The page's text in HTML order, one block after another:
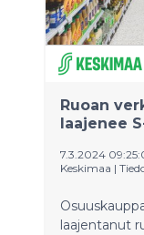
Ruoan
laajenee
7.3.2024
Keskimaa |
laajentanut